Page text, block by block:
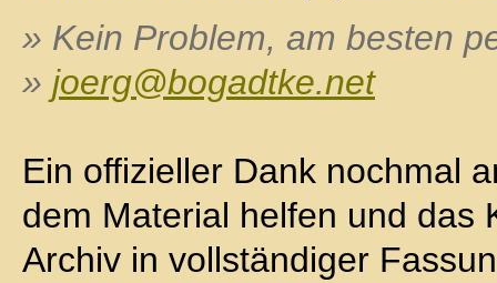
» Kein Problem, am besten
» joerg@bogadtke.net
Ein offizieller Dank nochmal
dem Material helfen und das
Archiv in vollständiger